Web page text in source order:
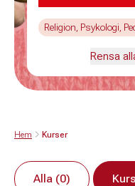
Religion, Psykologi,
Rensa
Hem Kurser
Alla (0)